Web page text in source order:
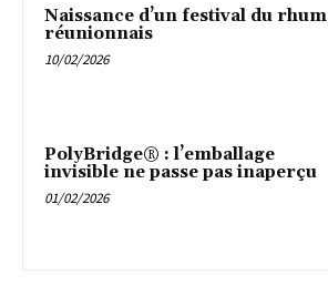
Naissance d’un festival du rhum
réunionnais
10/02/2026
PolyBridge® : l’emballage
invisible ne passe pas inaperçu
01/02/2026